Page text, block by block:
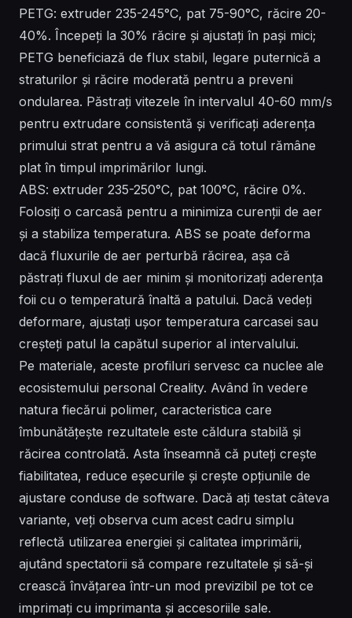
PETG: extruder 235-245°C, pat 75-90°C, răcire 20-
40%. Începeți la 30% răcire și ajustați în pași mici;
PETG beneficiază de flux stabil, legare puternică a
straturilor și răcire moderată pentru a preveni
ondularea. Păstrați vitezele în intervalul 40-60 mm/s
pentru extrudare consistentă și verificați aderența
primului strat pentru a vă asigura că totul rămâne
plat în timpul imprimărilor lungi.
ABS: extruder 235-250°C, pat 100°C, răcire 0%.
Folosiți o carcasă pentru a minimiza curenții de aer
și a stabiliza temperatura. ABS se poate deforma
dacă fluxurile de aer perturbă răcirea, așa că
păstrați fluxul de aer minim și monitorizați aderența
foii cu o temperatură înaltă a patului. Dacă vedeți
deformare, ajustați ușor temperatura carcasei sau
creșteți patul la capătul superior al intervalului.
Pe materiale, aceste profiluri servesc ca nuclee ale
ecosistemului personal Creality. Având în vedere
natura fiecărui polimer, caracteristica care
îmbunătățește rezultatele este căldura stabilă și
răcirea controlată. Asta înseamnă că puteți crește
fiabilitatea, reduce eșecurile și crește opțiunile de
ajustare conduse de software. Dacă ați testat câteva
variante, veți observa cum acest cadru simplu
reflectă utilizarea energiei și calitatea imprimării,
ajutând spectatorii să compare rezultatele și să-și
crească învățarea într-un mod previzibil pe tot ce
imprimați cu imprimanta și accesoriile sale.